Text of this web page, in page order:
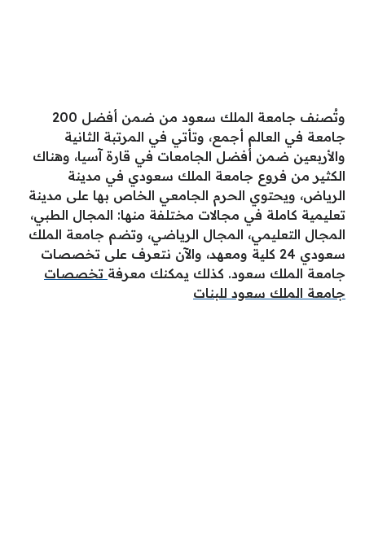
وتُصنف جامعة الملك سعود من ضمن أفضل 200
جامعة في العالم أجمع، وتأتي في المرتبة الثانية
والأربعين ضمن أفضل الجامعات في قارة آسيا، وهناك
الكثير من فروع جامعة الملك سعودي في مدينة
الرياض، ويحتوي الحرم الجامعي الخاص بها على مدينة
تعليمية كاملة في مجالات مختلفة منها: المجال الطبي،
المجال التعليمي، المجال الرياضي، وتضم جامعة الملك
سعودي 24 كلية ومعهد، والآن نتعرف على تخصصات
جامعة الملك سعود. كذلك يمكنك معرفة تخصصات
جامعة الملك سعود للبنات